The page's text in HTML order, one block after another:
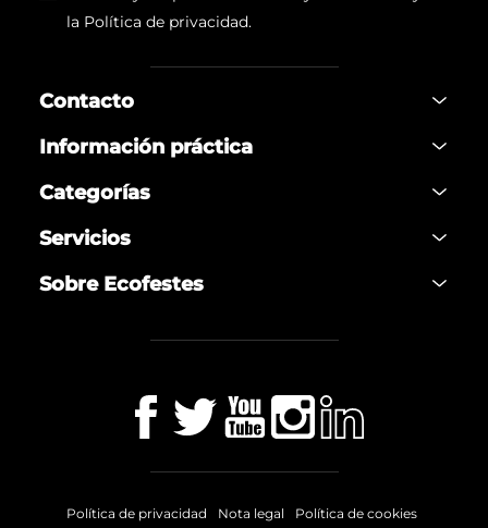
la Política de privacidad.
Contacto
Información práctica
Categorías
Servicios
Sobre Ecofestes
Política de privacidad Nota legal Política de cookies